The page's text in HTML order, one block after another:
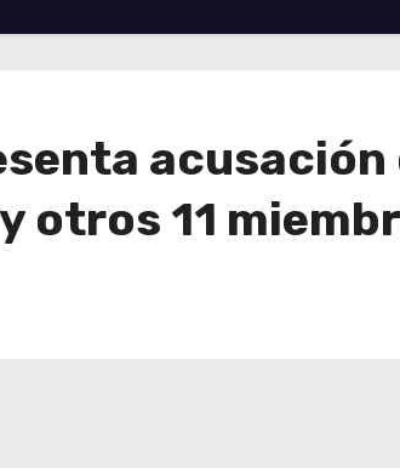
otros 11